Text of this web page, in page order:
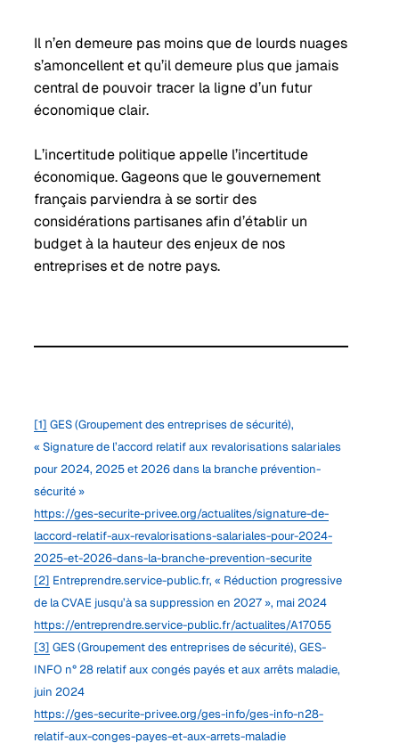
Il n’en demeure pas moins que de lourds nuages
s’amoncellent et qu’il demeure plus que jamais
central de pouvoir tracer la ligne d’un futur
économique clair.
L’incertitude politique appelle l’incertitude
économique. Gageons que le gouvernement
français parviendra à se sortir des
considérations partisanes afin d’établir un
budget à la hauteur des enjeux de nos
entreprises et de notre pays.
[1] GES (Groupement des entreprises de sécurité),
« Signature de l’accord relatif aux revalorisations salariales
pour 2024, 2025 et 2026 dans la branche prévention-
sécurité »
https://ges-securite-privee.org/actualites/signature-de-
laccord-relatif-aux-revalorisations-salariales-pour-2024-
2025-et-2026-dans-la-branche-prevention-securite
[2] Entreprendre.service-public.fr, « Réduction progressive
de la CVAE jusqu’à sa suppression en 2027 », mai 2024
https://entreprendre.service-public.fr/actualites/A17055
[3] GES (Groupement des entreprises de sécurité), GES-
INFO n° 28 relatif aux congés payés et aux arrêts maladie,
juin 2024
https://ges-securite-privee.org/ges-info/ges-info-n28-
relatif-aux-conges-payes-et-aux-arrets-maladie